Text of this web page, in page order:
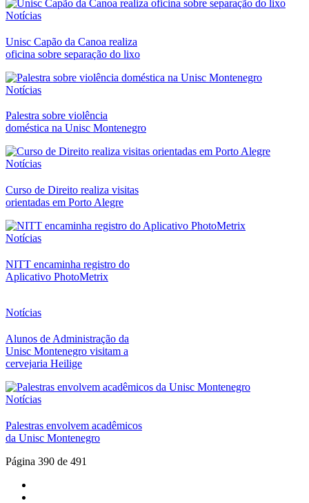
Notícias
Unisc Capão da Canoa realiza
oficina sobre separação do lixo
Notícias
Palestra sobre violência
doméstica na Unisc Montenegro
Notícias
Curso de Direito realiza visitas
orientadas em Porto Alegre
Notícias
NITT encaminha registro do
Aplicativo PhotoMetrix
Notícias
Alunos de Administração da
Unisc Montenegro visitam a
cervejaria Heilige
Notícias
Palestras envolvem acadêmicos
da Unisc Montenegro
Página 390 de 491